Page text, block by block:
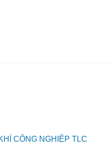
CÔNG NGHIỆP TLC